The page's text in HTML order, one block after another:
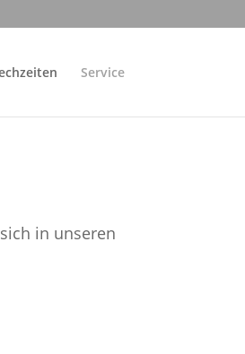
Service
in unseren